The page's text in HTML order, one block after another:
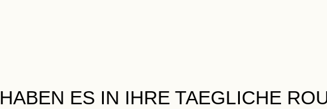
HABEN ES IN IHRE TAEGLICHE